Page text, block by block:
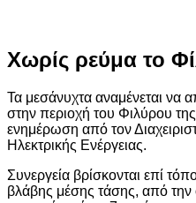
Χωρίς ρεύμα το
Τα μεσάνυχτα αναμένεται να
στην περιοχή του Φιλύρου
ενημέρωση από τον
Ηλεκτρικής Ενέργειας.
Συνεργεία βρίσκονται επί
βλάβης μέσης τάσης, από την